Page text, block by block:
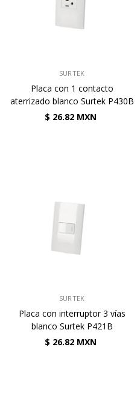
SURTEK
Placa con 1 contacto
aterrizado blanco Surtek P430B
$ 26.82 MXN
SURTEK
Placa con interruptor 3 vías
blanco Surtek P421B
$ 26.82 MXN